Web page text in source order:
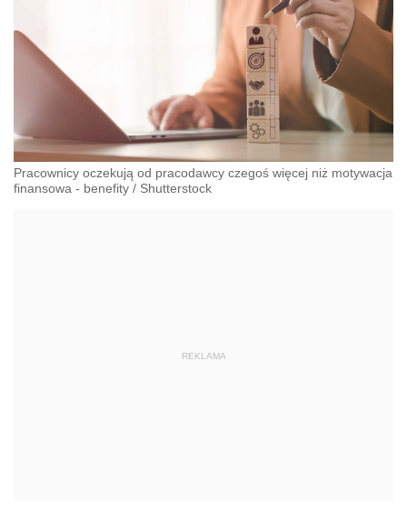
Pracownicy oczekują od pracodawcy czegoś więcej niż motywacja
finansowa - benefity / Shutterstock